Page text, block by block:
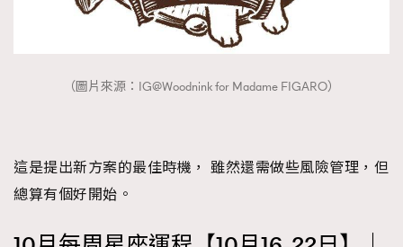
（圖片來源：IG@Woodnink for Madame FIGARO）
這是提出新方案的最佳時機， 雖然還需做些風險管理，但
總算有個好開始。